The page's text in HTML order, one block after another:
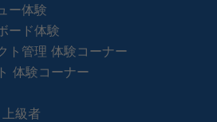
ー体験
ード体験
ト管理 体験コーナー
体験コーナー
級者